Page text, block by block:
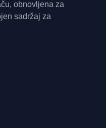
obnovljena za
sadržaj za